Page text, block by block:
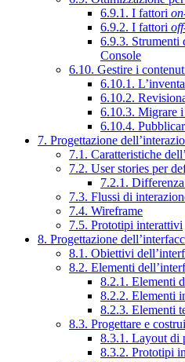
6.9.1. I fattori
6.9.2. I fattori
6.9.3. Strumenti
Console
6.10. Gestire i
6.10.1.
6.10.2.
6.10.3. Migrare
6.10.4.
7. Progettazione
7.1. Caratteristiche
7.2. User stories per
7.2.1.
7.3. Flussi di
7.4. Wireframe
7.5. Prototipi interattivi
8. Progettazione
8.1. Obiettivi
8.2. Elementi
8.2.1. Elementi
8.2.2. Elementi
8.2.3. Elementi
8.3. Progettare e
8.3.1. Layout di
8.3.2. Prototipi